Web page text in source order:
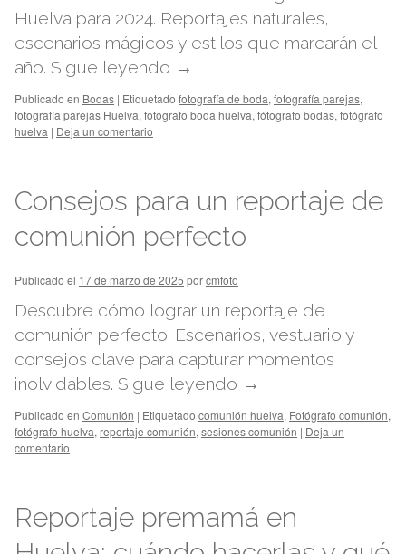
Huelva para 2024. Reportajes naturales,
escenarios mágicos y estilos que marcarán el
año. Sigue leyendo →
Publicado en Bodas | Etiquetado fotografía de boda, fotografía parejas,
fotografía parejas Huelva, fotógrafo boda huelva, fótografo bodas, fotógrafo
huelva | Deja un comentario
Consejos para un reportaje de
comunión perfecto
Publicado el 17 de marzo de 2025 porcmfoto
Descubre cómo lograr un reportaje de
comunión perfecto. Escenarios, vestuario y
consejos clave para capturar momentos
inolvidables. Sigue leyendo →
Publicado en Comunión | Etiquetado comunión huelva, Fotógrafo comunión,
fotógrafo huelva, reportaje comunión, sesiones comunión | Deja un
comentario
Reportaje premamá en